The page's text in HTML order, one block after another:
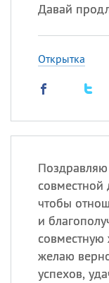
Давай
Открытка
чтобы
и
совместную
желаю
успехов,